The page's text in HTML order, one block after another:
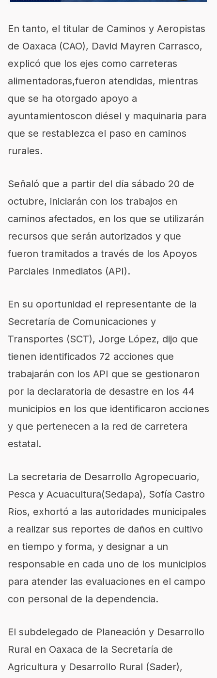
En tanto, el titular de Caminos y Aeropistas
de Oaxaca (CAO), David Mayren Carrasco,
explicó que los ejes como carreteras
alimentadoras,fueron atendidas, mientras
que se ha otorgado apoyo a
ayuntamientoscon diésel y maquinaria para
que se restablezca el paso en caminos
rurales.
Señaló que a partir del día sábado 20 de
octubre, iniciarán con los trabajos en
caminos afectados, en los que se utilizarán
recursos que serán autorizados y que
fueron tramitados a través de los Apoyos
Parciales Inmediatos (API).
En su oportunidad el representante de la
Secretaría de Comunicaciones y
Transportes (SCT), Jorge López, dijo que
tienen identificados 72 acciones que
trabajarán con los API que se gestionaron
por la declaratoria de desastre en los 44
municipios en los que identificaron acciones
y que pertenecen a la red de carretera
estatal.
La secretaria de Desarrollo Agropecuario,
Pesca y Acuacultura(Sedapa), Sofía Castro
Ríos, exhortó a las autoridades municipales
a realizar sus reportes de daños en cultivo
en tiempo y forma, y designar a un
responsable en cada uno de los municipios
para atender las evaluaciones en el campo
con personal de la dependencia.
El subdelegado de Planeación y Desarrollo
Rural en Oaxaca de la Secretaría de
Agricultura y Desarrollo Rural (Sader),